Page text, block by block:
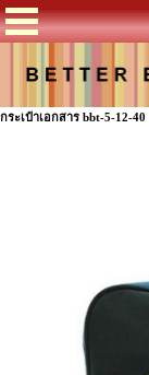
กระเป๋าเอกสาร bbt-5-12-40